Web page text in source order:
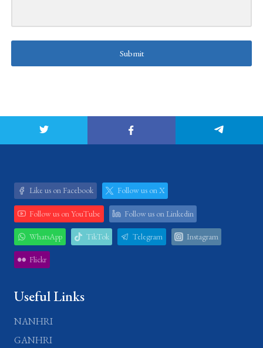
Submit
Like us on Facebook Follow us on X
Follow us on YouTube Follow us on Linkedin
WhatsApp TikTok Telegram Instagram
Flickr
Useful Links
NANHRI
GANHRI